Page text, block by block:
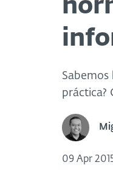
práctica?
09 Apr